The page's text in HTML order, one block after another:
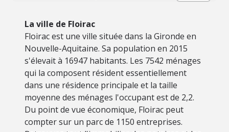
La ville de Floirac
Floirac est une ville située dans la Gironde en
Nouvelle-Aquitaine. Sa population en 2015
s'élevait à 16947 habitants. Les 7542 ménages
qui la composent résident essentiellement
dans une résidence principale et la taille
moyenne des ménages l'occupant est de 2,2.
Du point de vue économique, Floirac peut
compter sur un parc de 1150 entreprises.